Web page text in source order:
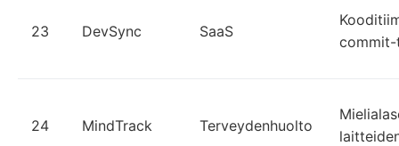
23 DevSync SaaS
commit-
24 MindTrack Terveydenhuolto